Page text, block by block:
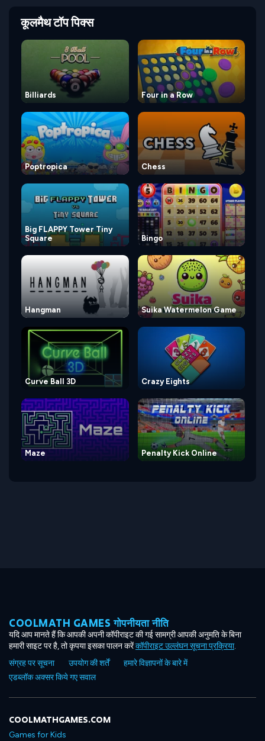
कूलमैथ टॉप पिक्स
Billiards Four in a Row
Poptropica Chess
Big FLAPPY Tower Tiny
Square
Bingo
Hangman Suika Watermelon Game
Curve Ball 3D Crazy Eights
Maze Penalty Kick Online
COOLMATH GAMES गोपनीयता नीति
यदि आप मानते हैं कि आपकी अपनी कॉपीराइट की गई सामग्री आपकी अनुमति के बिना
हमारी साइट पर है, तो कृपया इसका पालन करेंकॉपीराइट उल्लंघन सूचना प्रक्रिया.
संग्रह पर सूचना
उपयोग की शर्तें
हमारे विज्ञापनों के बारे में
एडब्लॉक अक्सर किये गए सवाल
COOLMATHGAMES.COM
Games for Kids